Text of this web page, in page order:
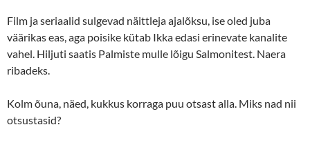
Film ja seriaalid sulgevad näittleja ajalõksu, ise oled juba
väärikas eas, aga poisike kütab Ikka edasi erinevate kanalite
vahel. Hiljuti saatis Palmiste mulle lõigu Salmonitest. Naera
ribadeks.
Kolm õuna, näed, kukkus korraga puu otsast alla. Miks nad nii
otsustasid?